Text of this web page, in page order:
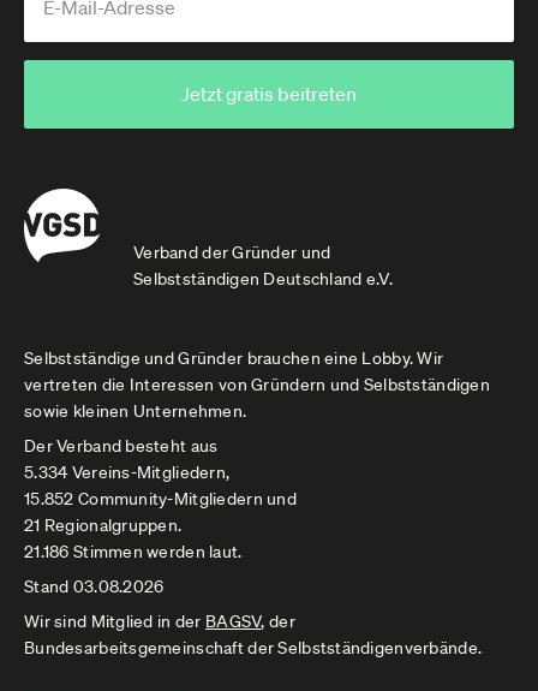
Verband der Gründer und
Selbstständigen Deutschland e.V.
Jetzt gratis beitreten
Selbstständige und Gründer brauchen eine Lobby. Wir
vertreten die Interessen von Gründern und Selbstständigen
sowie kleinen Unternehmen.
Der Verband besteht aus
5.334 Vereins-Mitgliedern,
15.852 Community-Mitgliedern und
21 Regionalgruppen.
21.186 Stimmen werden laut.
Stand 03.08.2026
Wir sind Mitglied in der BAGSV, der
Bundesarbeitsgemeinschaft der Selbstständigenverbände.